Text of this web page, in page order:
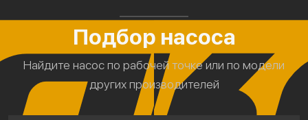
Подбор насоса
Найдите насос по рабочей точке или по модели
других производителей